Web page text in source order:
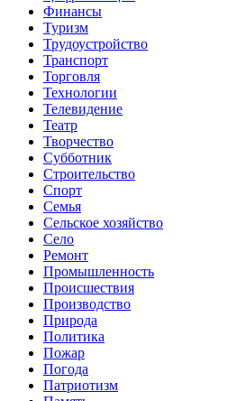
Финансы
Туризм
Трудоустройство
Транспорт
Торговля
Технологии
Телевидение
Театр
Творчество
Субботник
Строительство
Спорт
Семья
Сельское хозяйство
Село
Ремонт
Промышленность
Происшествия
Производство
Природа
Политика
Пожар
Погода
Патриотизм